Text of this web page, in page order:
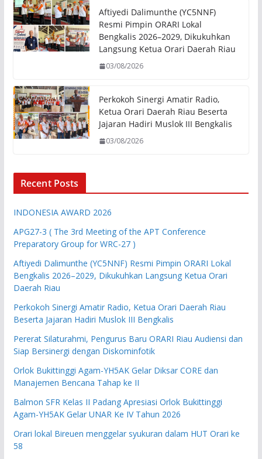
Aftiyedi Dalimunthe (YC5NNF)
Resmi Pimpin ORARI Lokal
Bengkalis 2026–2029, Dikukuhkan
Langsung Ketua Orari Daerah Riau
03/08/2026
Perkokoh Sinergi Amatir Radio,
Ketua Orari Daerah Riau Beserta
Jajaran Hadiri Muslok III Bengkalis
03/08/2026
Recent Posts
INDONESIA AWARD 2026
APG27-3 ( The 3rd Meeting of the APT Conference
Preparatory Group for WRC-27 )
Aftiyedi Dalimunthe (YC5NNF) Resmi Pimpin ORARI Lokal
Bengkalis 2026–2029, Dikukuhkan Langsung Ketua Orari
Daerah Riau
Perkokoh Sinergi Amatir Radio, Ketua Orari Daerah Riau
Beserta Jajaran Hadiri Muslok III Bengkalis
Pererat Silaturahmi, Pengurus Baru ORARI Riau Audiensi dan
Siap Bersinergi dengan Diskominfotik
Orlok Bukittinggi Agam-YH5AK Gelar Diksar CORE dan
Manajemen Bencana Tahap ke II
Balmon SFR Kelas II Padang Apresiasi Orlok Bukittinggi
Agam-YH5AK Gelar UNAR Ke IV Tahun 2026
Orari lokal Bireuen menggelar syukuran dalam HUT Orari ke
58